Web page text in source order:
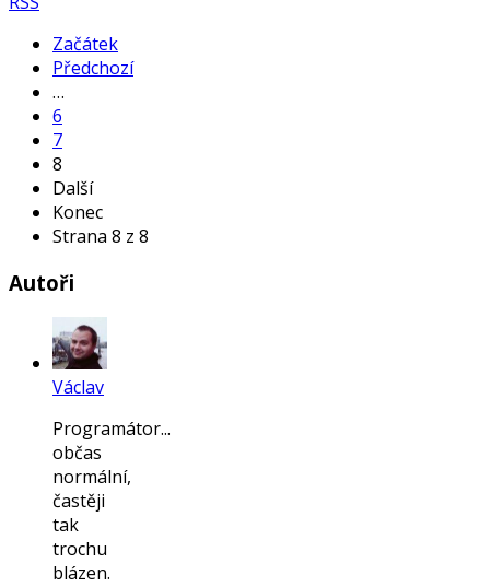
Začátek
Předchozí
…
6
7
8
Další
Konec
Strana 8 z 8
Autoři
Václav
Programátor...
občas
normální,
častěji
tak
trochu
blázen.